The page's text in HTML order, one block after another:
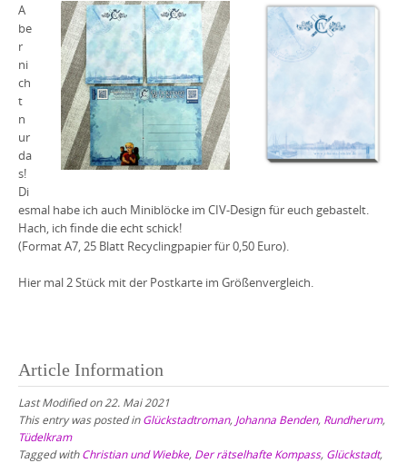
A
be
r
ni
ch
t
n
ur
da
s!
Di
esmal habe ich auch Miniblöcke im CIV-Design für euch gebastelt.
Hach, ich finde die echt schick!
(Format A7, 25 Blatt Recyclingpapier für 0,50 Euro).
Hier mal 2 Stück mit der Postkarte im Größenvergleich.
Article Information
Last Modified on 22. Mai 2021
This entry was posted inGlückstadtroman, Johanna Benden, Rundherum,
Tüdelkram
Tagged withChristian und Wiebke, Der rätselhafte Kompass, Glückstadt,